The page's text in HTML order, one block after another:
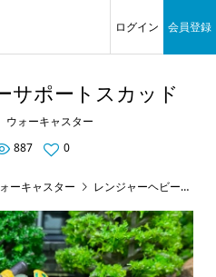
ログイン 会員登録
サポートスカッド
ウォーキャスター
887 0
ーキャスター レンジャーヘビーサポートスカッド